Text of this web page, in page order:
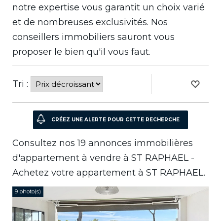
notre expertise vous garantit un choix varié
et de nombreuses exclusivités. Nos
conseillers immobiliers sauront vous
proposer le bien qu'il vous faut.
Tri :
Consultez nos 19 annonces immobilières
d'appartement à vendre à ST RAPHAEL -
Achetez votre appartement à ST RAPHAEL.
9 photo(s)